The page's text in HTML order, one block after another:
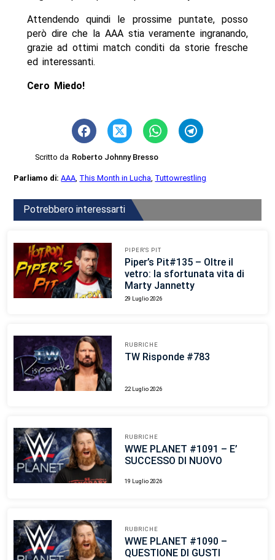
Attendendo quindi le prossime puntate, posso
però dire che la AAA stia veramente ingranando,
grazie ad ottimi match conditi da storie fresche
ed interessanti.
Cero Miedo!
Scritto da Roberto Johnny Bresso
Parliamo di:AAA, This Month in Lucha, Tuttowrestling
Potrebbero interessarti
PIPER'S PIT
Piper’s Pit#135 – Oltre il
vetro: la sfortunata vita di
Marty Jannetty
29 Luglio 2026
RUBRICHE
TW Risponde #783
22 Luglio 2026
RUBRICHE
WWE PLANET #1091 – E’
SUCCESSO DI NUOVO
19 Luglio 2026
RUBRICHE
WWE PLANET #1090 –
QUESTIONE DI GUSTI